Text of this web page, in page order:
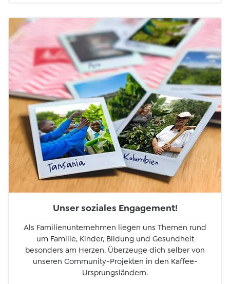
Unser soziales Engagement!
Als Familienunternehmen liegen uns Themen rund
um Familie, Kinder, Bildung und Gesundheit
besonders am Herzen. Überzeuge dich selber von
unseren Community-Projekten in den Kaffee-
Ursprungsländern.